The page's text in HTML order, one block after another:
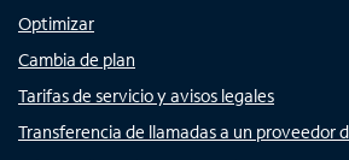
Optimizar
Cambia de plan
Tarifas de servicio y avisos legales
Transferencia de llamadas a un proveedor